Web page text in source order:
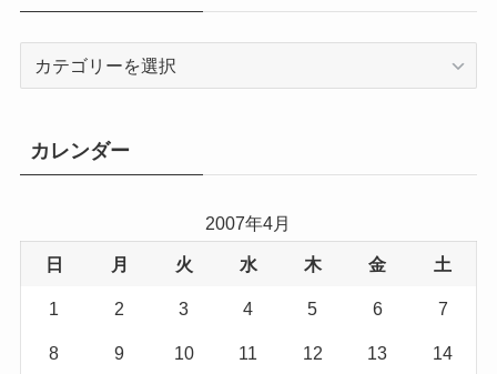
ー
カレンダー
2007年4月
日 月 火 水 木 金 土
1 2 3 4 5 6 7
8 9 10 11 12 13 14